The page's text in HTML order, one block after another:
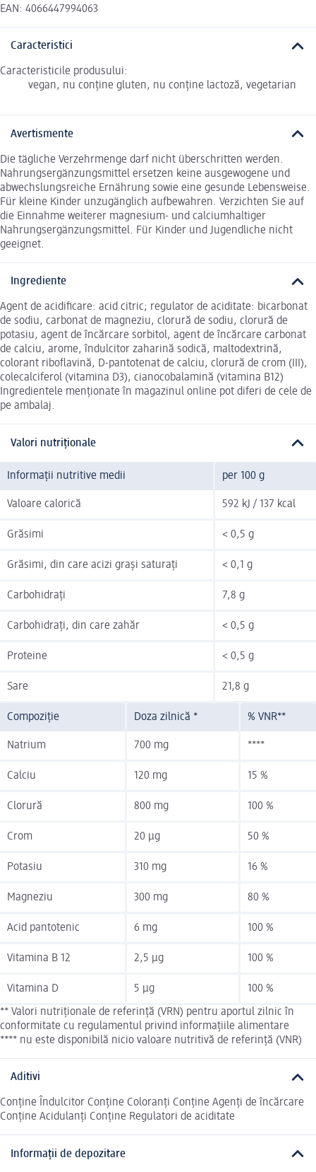
EAN: 4066447994063
Caracteristici
Caracteristicile produsului:
vegan, nu conține gluten, nu conține lactoză, vegetarian
Avertismente
Die tägliche Verzehrmenge darf nicht überschritten werden.
Nahrungsergänzungsmittel ersetzen keine ausgewogene und
abwechslungsreiche Ernährung sowie eine gesunde Lebensweise.
Für kleine Kinder unzugänglich aufbewahren. Verzichten Sie auf
die Einnahme weiterer magnesium- und calciumhaltiger
Nahrungsergänzungsmittel. Für Kinder und Jugendliche nicht
geeignet.
Ingrediente
Agent de acidificare: acid citric; regulator de aciditate: bicarbonat
de sodiu, carbonat de magneziu, clorură de sodiu, clorură de
potasiu, agent de încărcare sorbitol, agent de încărcare carbonat
de calciu, arome, îndulcitor zaharină sodică, maltodextrină,
colorant riboflavină, D-pantotenat de calciu, clorură de crom (III),
colecalciferol (vitamina D3), cianocobalamină (vitamina B12)
Ingredientele menționate în magazinul online pot diferi de cele de
pe ambalaj.
Valori nutriționale
Informații nutritive medii per 100 g
Valoare calorică 592 kJ / 137 kcal
Grăsimi < 0,5 g
Grăsimi, din care acizi grași saturați < 0,1 g
Carbohidrați 7,8 g
Carbohidrați, din care zahăr < 0,5 g
Proteine < 0,5 g
Sare 21,8 g
Compoziție Doza zilnică * % VNR**
Natrium 700 mg ****
Calciu 120 mg 15 %
Clorură 800 mg 100 %
Crom 20 µg 50 %
Potasiu 310 mg 16 %
Magneziu 300 mg 80 %
Acid pantotenic 6 mg 100 %
Vitamina B 12 2,5 µg 100 %
Vitamina D 5 µg 100 %
** Valori nutriționale de referință (VRN) pentru aportul zilnic în
conformitate cu regulamentul privind informațiile alimentare
**** nu este disponibilă nicio valoare nutritivă de referință (VNR)
Aditivi
Conține Îndulcitor Conține Coloranți Conține Agenți de încărcare
Conține Acidulanți Conține Regulatori de aciditate
Informații de depozitare